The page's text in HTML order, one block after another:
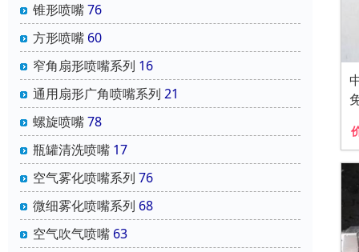
锥形喷嘴76
方形喷嘴 60
窄角扇形喷嘴系列 16
通用扇形广角喷嘴系列 21
螺旋喷嘴78
瓶罐清洗喷嘴 17
空气雾化喷嘴系列 76
微细雾化喷嘴系列 68
空气吹气喷嘴 63